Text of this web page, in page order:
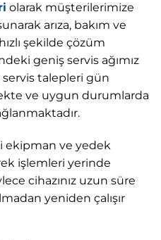
olarak müşterilerimize
arıza, bakım ve
şekilde çözüm
geniş servis ağımız
talepleri gün
ve uygun durumlarda
ekipman ve yedek
işlemleri yerinde
cihazınız uzun süre
yeniden çalışır